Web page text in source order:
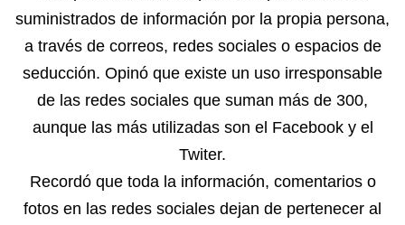
suministrados de información por la propia persona,
a través de correos, redes sociales o espacios de
seducción. Opinó que existe un uso irresponsable
de las redes sociales que suman más de 300,
aunque las más utilizadas son el Facebook y el
Twiter.
Recordó que toda la información, comentarios o
fotos en las redes sociales dejan de pertenecer al